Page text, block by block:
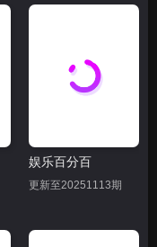
20251114中
20251115
娱乐百分百
更新至20251113期